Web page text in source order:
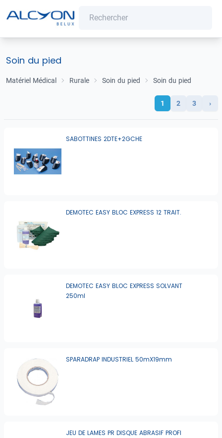
Soin du pied
Matériel Médical Rurale Soin du pied Soin du pied
1 2 3 ›
SABOTTINES 2DTE+2GCHE
DEMOTEC EASY BLOC EXPRESS 12 TRAIT.
DEMOTEC EASY BLOC EXPRESS SOLVANT
250ml
SPARADRAP INDUSTRIEL 50mX19mm
JEU DE LAMES PR DISQUE ABRASIF PROFI